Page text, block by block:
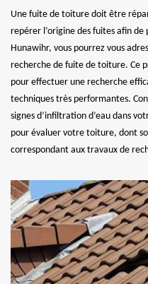
Une fuite de toiture doit être
repérer l’origine des fuites afin
Hunawihr, vous pourrez vous
recherche de fuite de toiture. Ce
pour effectuer une recherche
techniques très performantes.
signes d’infiltration d’eau dans
pour évaluer votre toiture, dont
correspondant aux travaux de